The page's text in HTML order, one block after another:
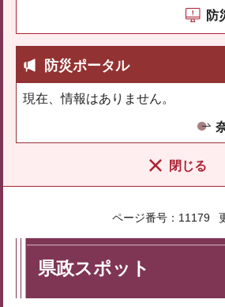
防
防災ポータル
現在、情報はありません。
閉じる
ページ番号：11179
県政スポット